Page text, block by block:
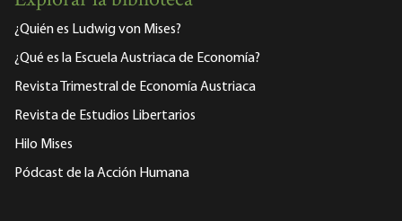
¿Quién es Ludwig von Mises?
¿Qué es la Escuela Austriaca de Economía?
Revista Trimestral de Economía Austriaca
Revista de Estudios Libertarios
Hilo Mises
Pódcast de la Acción Humana